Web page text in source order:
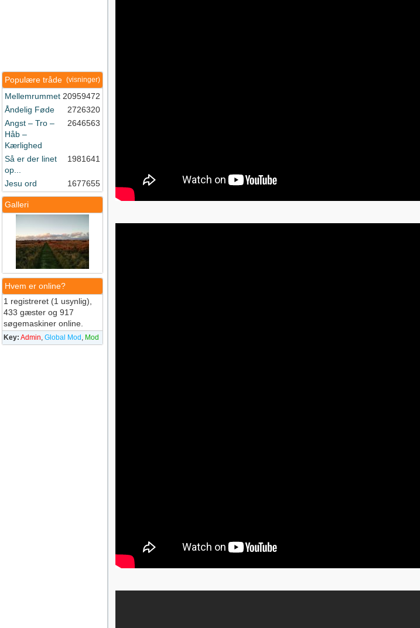
(visninger)
Populære tråde
Mellemrummet 20959472
Åndelig Føde
2726320
Angst – Tro –
Håb –
Kærlighed
2646563
Så er der linet
op...
1981641
Jesu ord 1677655
Galleri
Hvem er online?
1 registreret (1 usynlig),
433 gæster og 917
søgemaskiner online.
Key: Admin, Global Mod , Mod